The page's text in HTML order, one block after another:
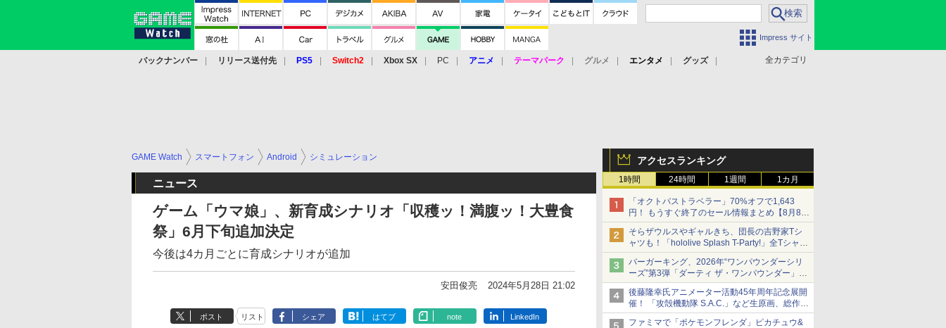
Impress サイト
全カテゴリ
バックナンバー リリース送付先 PS5 Switch2 Xbox SX PC アニメ テーマパーク グルメ エンタメ
グッズ
アクセスランキング
1時間 24時間 1週間 1カ月
「オクトパストラベラー」70%オフで1,643
円！ もうすぐ終了のセール情報まとめ【8月8日
更新】
ニンテンドーeショップでは「大神 絶景版」が
67%オフで990円
そらザウルスやギャルきち、団長の吉野家Tシ
ャツも！「hololive Splash T-Party!」全Tシャツ
ラインナップ公開＆オンライン販売開始
バーガーキング、2026年“ワンパウンダーシリ
ーズ”第3弾「ダーティ ザ・ワンパウンダー」を
8月7日発売
「特製ガーリックマヨソース」を使用した超大
型チーズバーガー
後藤隆幸氏アニメーター活動45年周年記念展開
催！ 「攻殻機動隊 S.A.C.」など生原画、総作画
監督修正が展示
ファミマで「ポケモンフレンダ」ピカチュウ&
GAME Watch スマートフォン Android シミュレーション
ニュース
ゲーム「ウマ娘」、新育成シナリオ「収穫ッ！満腹ッ！大豊食
祭」6月下旬追加決定
今後は4カ月ごとに育成シナリオが追加
安田俊亮 2024年5月28日 21:02
ポスト リスト シェア はてブ note LinkedIn